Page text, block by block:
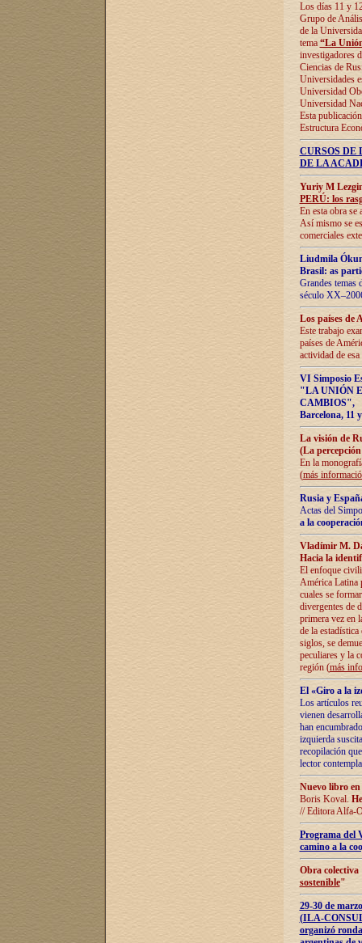
Los días 11 y
Grupo de
de la
tema “La
investigadores
Ciencias de
Universidades
Universidad
Universidad
Esta
Estructura
CURSOS
DE LA
Yuriy M
PERÚ: los
En esta obra se
Así mismo se
comerciales
Liudmila
Brasil: as
Grandes temas
século
Los países de
Este trabajo
países de
actividad de
VI Simposio
"LA UNIÓN
CAMBIOS",
Barcelona, 11
La visión de
(La
En la
(más
Rusia y
Actas del
a la
Vladímir M.
Hacia la
El enfoque
América Latina
cuales se
divergentes de
primera vez en
de la
siglos, se
peculiares y la
región (más
El «Giro a la
Los artículos
vienen
han
izquierda
recopilación
lector
Nuevo libro
Boris Koval.
// Editora Alfa-
Programa del
camino a la
Obra
sostenible"
29-30 de
(ILA-
organizó